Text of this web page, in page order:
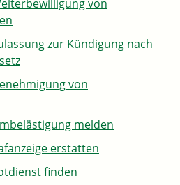
von
zur Kündigung nach
von
melden
erstatten
finden